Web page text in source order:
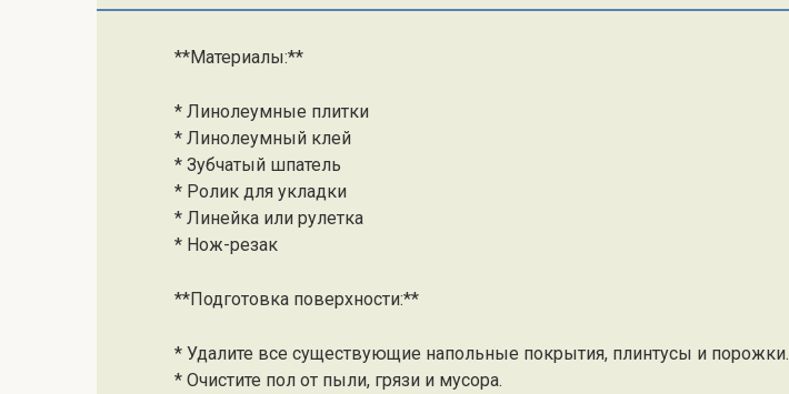
**Материалы:**
* Линолеумные плитки
* Линолеумный клей
* Зубчатый шпатель
* Ролик для укладки
* Линейка или рулетка
* Нож-резак
**Подготовка поверхности:**
* Удалите все существующие напольные покрытия, плинтусы и порожки.
* Очистите пол от пыли, грязи и мусора.